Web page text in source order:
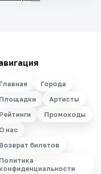
Главная
Города
Площадки
Артисты
Рейтинги
Промокоды
О нас
Возврат билетов
Политика
конфиденциальности